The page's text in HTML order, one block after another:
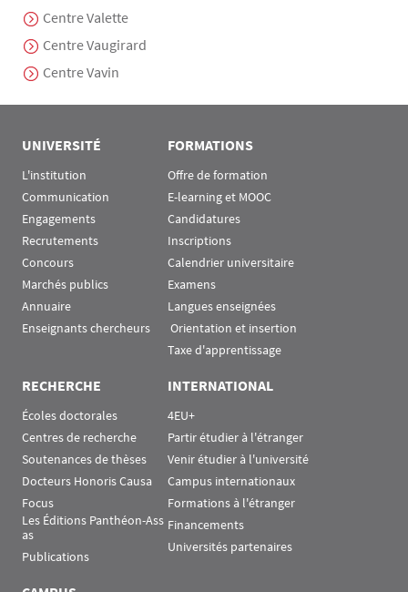
Centre Valette
Centre Vaugirard
Centre Vavin
UNIVERSITÉ
L'institution
Communication
Engagements
Recrutements
Concours
Marchés publics
Annuaire
Enseignants chercheurs
FORMATIONS
Offre de formation
E-learning et MOOC
Candidatures
Inscriptions
Calendrier universitaire
Examens
Langues enseignées
Orientation et insertion
Taxe d'apprentissage
RECHERCHE
Écoles doctorales
Centres de recherche
Soutenances de thèses
Docteurs Honoris Causa
Focus
Les Éditions Panthéon-Ass
as
Publications
INTERNATIONAL
4EU+
Partir étudier à l'étranger
Venir étudier à l'université
Campus internationaux
Formations à l'étranger
Financements
Universités partenaires